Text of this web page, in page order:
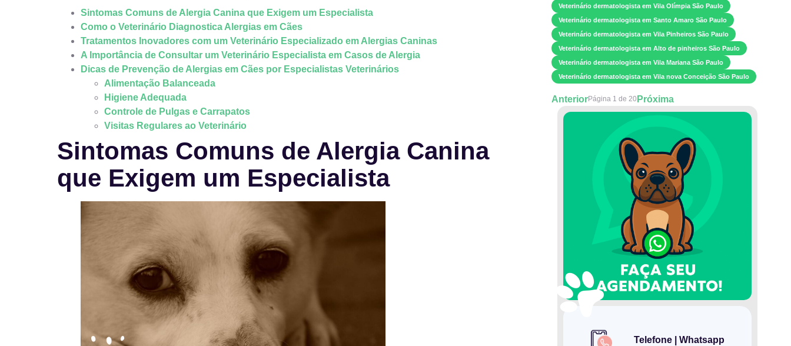
Sintomas Comuns de Alergia Canina que Exigem um Especialista
Como o Veterinário Diagnostica Alergias em Cães
Tratamentos Inovadores com um Veterinário Especializado em Alergias Caninas
A Importância de Consultar um Veterinário Especialista em Casos de Alergia
Dicas de Prevenção de Alergias em Cães por Especialistas Veterinários
Alimentação Balanceada
Higiene Adequada
Controle de Pulgas e Carrapatos
Visitas Regulares ao Veterinário
Sintomas Comuns de Alergia Canina
que Exigem um Especialista
Veterinário dermatologista em Vila Olímpia São Paulo
Veterinário dermatologista em Santo Amaro São Paulo
Veterinário dermatologista em Vila Pinheiros São Paulo
Veterinário dermatologista em Alto de pinheiros São Paulo
Veterinário dermatologista em Vila Mariana São Paulo
Veterinário dermatologista em Vila nova Conceição São Paulo
AnteriorPágina 1 de 20 Próxima
Telefone | Whatsapp